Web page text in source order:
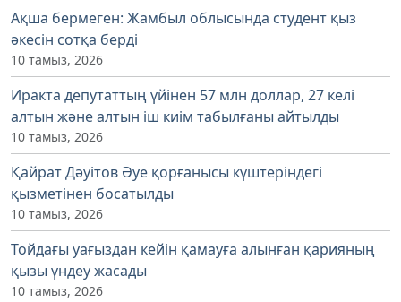
Ақша бермеген: Жамбыл облысында студент қыз
әкесін сотқа берді
10 тамыз, 2026
Иракта депутаттың үйінен 57 млн доллар, 27 келі
алтын және алтын іш киім табылғаны айтылды
10 тамыз, 2026
Қайрат Дәуітов Әуе қорғанысы күштеріндегі
қызметінен босатылды
10 тамыз, 2026
Тойдағы уағыздан кейін қамауға алынған қарияның
қызы үндеу жасады
10 тамыз, 2026